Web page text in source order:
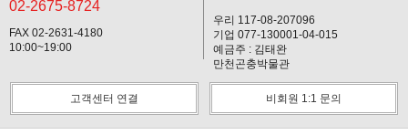
02-2675-8724
FAX 02-2631-4180
10:00~19:00
우리 117-08-207096
기업 077-130001-04-015
예금주 : 김태완
만천곤충박물관
고객센터 연결 비회원 1:1 문의